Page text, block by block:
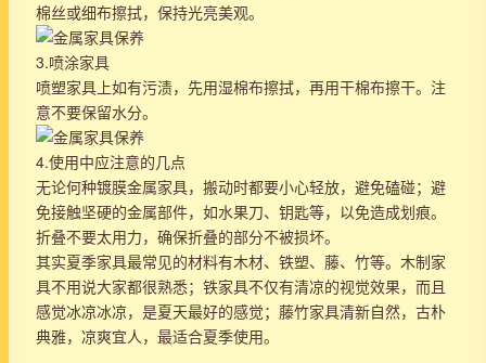
棉丝或细布擦拭，保持光亮美观。
3.喷涂家具
喷塑家具上如有污渍，先用湿棉布擦拭，再用干棉布擦干。注
意不要保留水分。
4.使用中应注意的几点
无论何种镀膜金属家具，搬动时都要小心轻放，避免磕碰；避
免接触坚硬的金属部件，如水果刀、钥匙等，以免造成划痕。
折叠不要太用力，确保折叠的部分不被损坏。
其实夏季家具最常见的材料有木材、铁塑、藤、竹等。木制家
具不用说大家都很熟悉；铁家具不仅有清凉的视觉效果，而且
感觉冰凉冰凉，是夏天最好的感觉；藤竹家具清新自然，古朴
典雅，凉爽宜人，最适合夏季使用。